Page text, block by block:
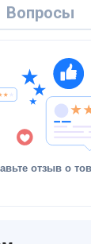
Вопросы
отзыв о